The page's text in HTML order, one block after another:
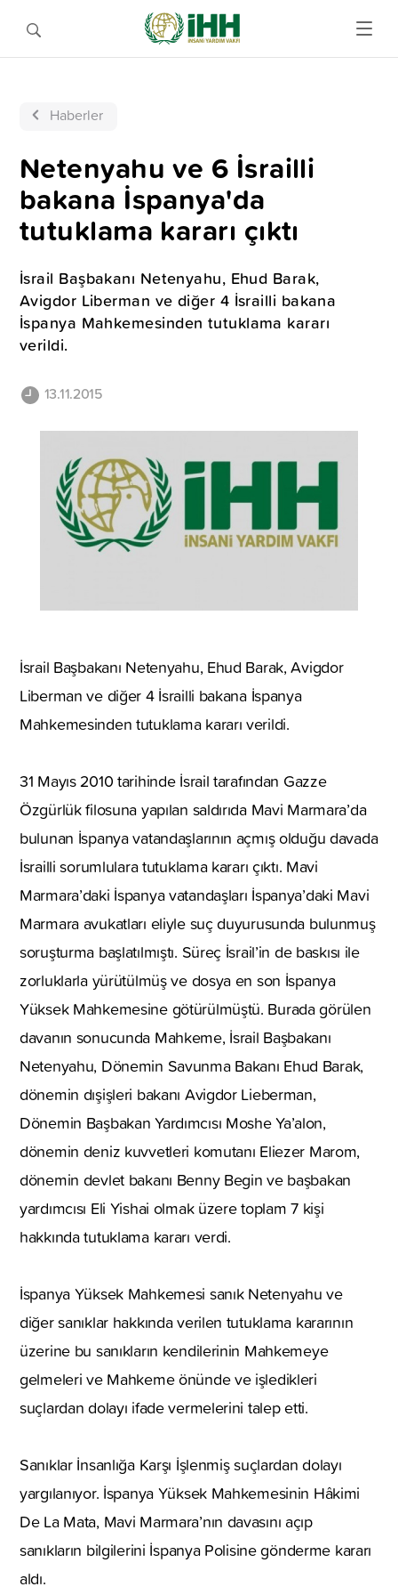
Haberler
Netenyahu ve 6 İsrailli
bakana İspanya'da
tutuklama kararı çıktı
İsrail Başbakanı Netenyahu, Ehud Barak,
Avigdor Liberman ve diğer 4 İsrailli bakana
İspanya Mahkemesinden tutuklama kararı
verildi.
13.11.2015
İsrail Başbakanı Netenyahu, Ehud Barak, Avigdor
Liberman ve diğer 4 İsrailli bakana İspanya
Mahkemesinden tutuklama kararı verildi.
31 Mayıs 2010 tarihinde İsrail tarafından Gazze
Özgürlük filosuna yapılan saldırıda Mavi Marmara’da
bulunan İspanya vatandaşlarının açmış olduğu davada
İsrailli sorumlulara tutuklama kararı çıktı. Mavi
Marmara’daki İspanya vatandaşları İspanya’daki Mavi
Marmara avukatları eliyle suç duyurusunda bulunmuş
soruşturma başlatılmıştı. Süreç İsrail’in de baskısı ile
zorluklarla yürütülmüş ve dosya en son İspanya
Yüksek Mahkemesine götürülmüştü. Burada görülen
davanın sonucunda Mahkeme, İsrail Başbakanı
Netenyahu, Dönemin Savunma Bakanı Ehud Barak,
dönemin dışişleri bakanı Avigdor Lieberman,
Dönemin Başbakan Yardımcısı Moshe Ya’alon,
dönemin deniz kuvvetleri komutanı Eliezer Marom,
dönemin devlet bakanı Benny Begin ve başbakan
yardımcısı Eli Yishai olmak üzere toplam 7 kişi
hakkında tutuklama kararı verdi.
İspanya Yüksek Mahkemesi sanık Netenyahu ve
diğer sanıklar hakkında verilen tutuklama kararının
üzerine bu sanıkların kendilerinin Mahkemeye
gelmeleri ve Mahkeme önünde ve işledikleri
suçlardan dolayı ifade vermelerini talep etti.
Sanıklar İnsanlığa Karşı İşlenmiş suçlardan dolayı
yargılanıyor. İspanya Yüksek Mahkemesinin Hâkimi
De La Mata, Mavi Marmara’nın davasını açıp
sanıkların bilgilerini İspanya Polisine gönderme kararı
aldı.